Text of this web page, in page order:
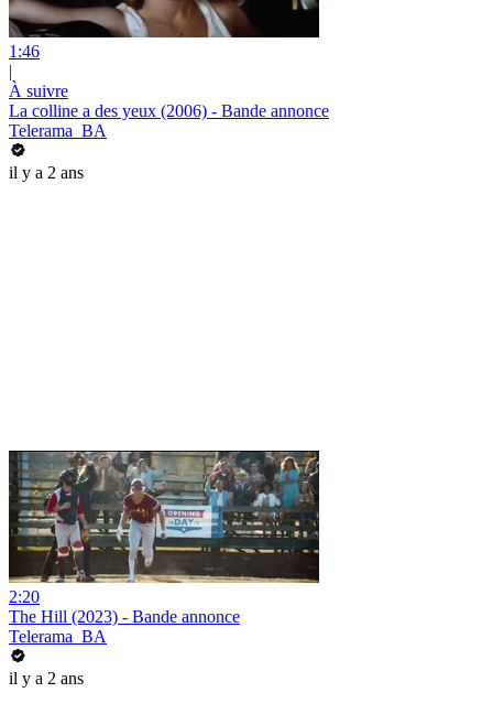
1:46
|
À suivre
La colline a des yeux (2006) - Bande annonce
Telerama_BA
il y a 2 ans
2:20
The Hill (2023) - Bande annonce
Telerama_BA
il y a 2 ans